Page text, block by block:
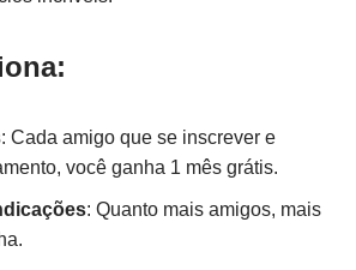
: Cada amigo que se inscrever e
você ganha 1 mês grátis.
: Quanto mais amigos, mais